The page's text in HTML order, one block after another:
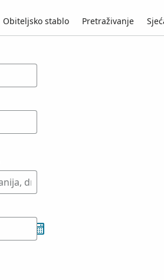
Obiteljsko stablo Pretraživanje